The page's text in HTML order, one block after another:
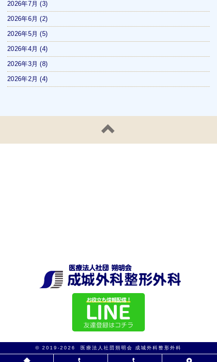
2026年7月(3)
2026年6月(2)
2026年5月(5)
2026年4月(4)
2026年3月(8)
2026年2月(4)
© 2019-2026 医療法人社団朔明会 成城外科整形外科